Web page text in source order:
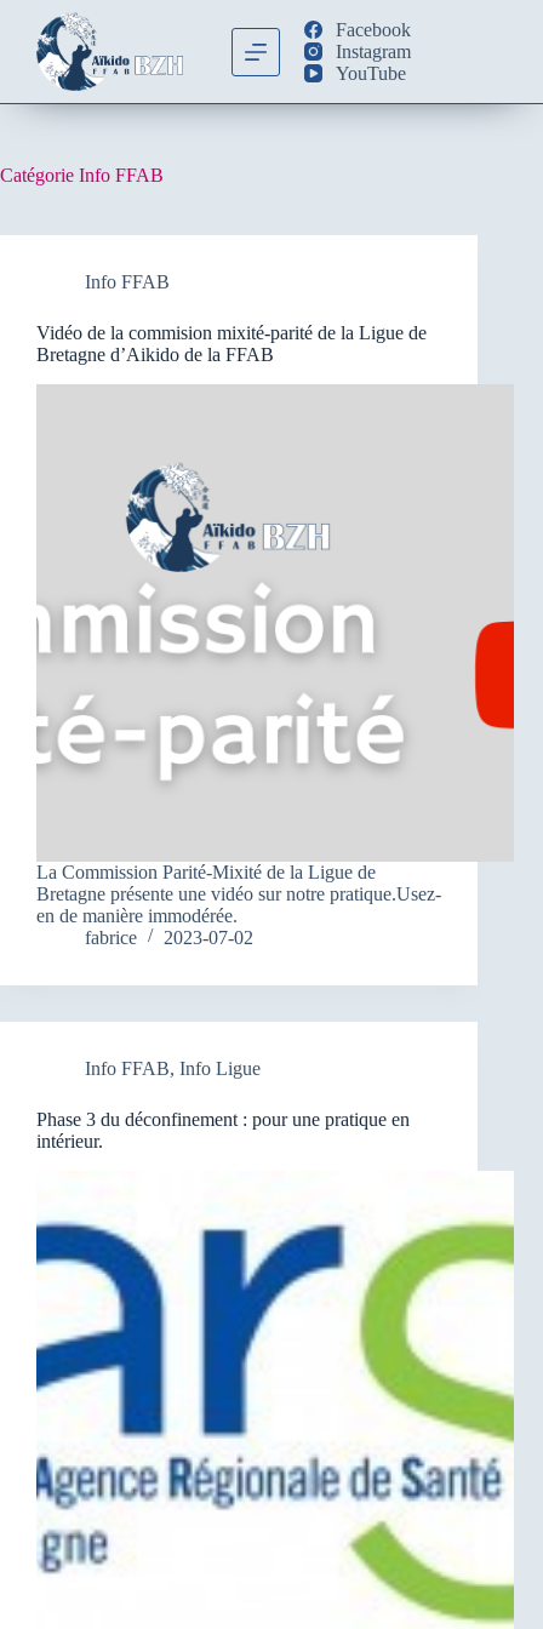
contenu
Facebook
Instagram
YouTube
Catégorie Info FFAB
Info FFAB
Vidéo de la commision mixité-parité de la Ligue de
Bretagne d’Aikido de la FFAB
La Commission Parité-Mixité de la Ligue de
Bretagne présente une vidéo sur notre pratique.Usez-
en de manière immodérée.
fabrice
2023-07-02
Info FFAB, Info Ligue
Phase 3 du déconfinement : pour une pratique en
intérieur.